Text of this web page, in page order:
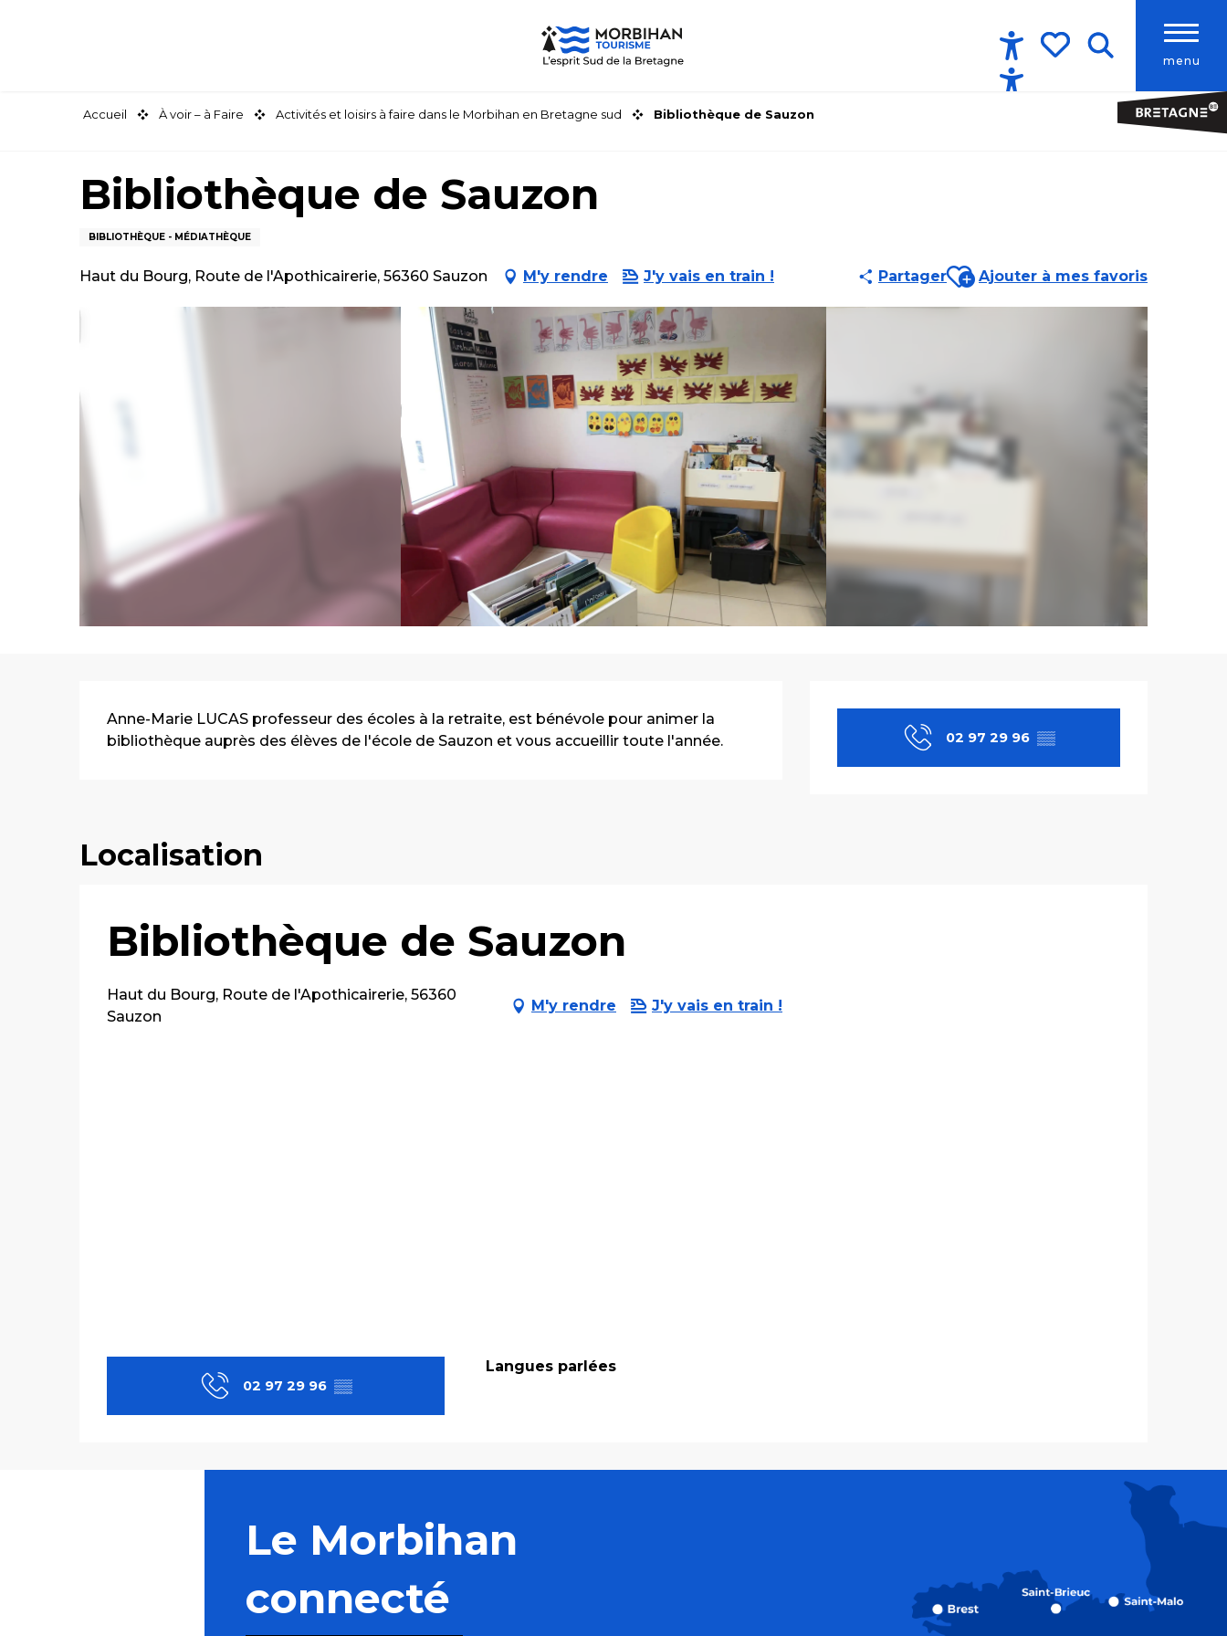
menu
Accessibilité
Accueil À voir – à Faire Activités et loisirs à faire dans le Morbihan en Bretagne sud Bibliothèque de Sauzon
Bibliothèque de Sauzon
BIBLIOTHÈQUE - MÉDIATHÈQUE
Haut du Bourg, Route de l'Apothicairerie, 56360 Sauzon M'y rendre J'y vais en train ! PartagerAjouter aux favoris
Ajouter à mes favoris
Ouverture et
02 97 29 96 ▒▒
Description
Anne-Marie LUCAS professeur des écoles à la retraite, est bénévole pour animer la
bibliothèque auprès des élèves de l'école de Sauzon et vous accueillir toute l'année.
Localisation
Bibliothèque de Sauzon
Haut du Bourg, Route de l'Apothicairerie, 56360
Sauzon
M'y rendre J'y vais en train !
02 97 29 96 ▒▒
Langues parlées
Langues parlées
Le Morbihan
connecté